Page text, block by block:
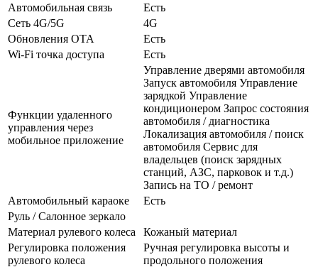
Автомобильная связь
Есть
Сеть 4G/5G
4G
Обновления OTA
Есть
Wi-Fi точка доступа
Есть
Функции удаленного
управления через
мобильное приложение
Управление дверями автомобиля
Запуск автомобиля Управление
зарядкой Управление
кондиционером Запрос состояния
автомобиля / диагностика
Локализация автомобиля / поиск
автомобиля Сервис для
владельцев (поиск зарядных
станций, АЗС, парковок и т.д.)
Запись на ТО / ремонт
Автомобильный караоке
Есть
Руль / Салонное зеркало
Материал рулевого колеса
Кожаный материал
Регулировка положения
рулевого колеса
Ручная регулировка высоты и
продольного положения